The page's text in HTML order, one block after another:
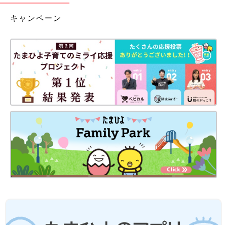
キャンペーン